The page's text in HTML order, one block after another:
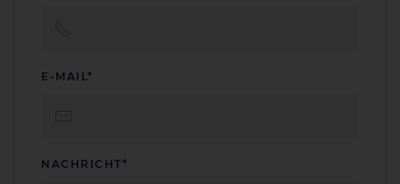
E-MAIL*
NACHRICHT*